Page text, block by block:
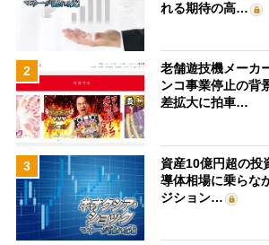
れる期待の高…
2
老舗遊技機メーカ
ンコ事業停止の
差拡大に拍車…
3
資産10億円超の投
導体相場に乗ら
ジション…